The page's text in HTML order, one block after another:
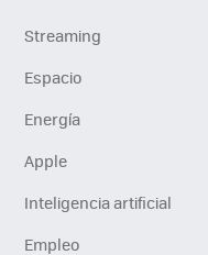
Streaming
Espacio
Energía
Apple
Inteligencia artificial
Empleo